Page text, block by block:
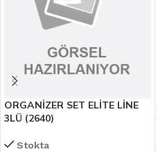
ORGANİZER SET ELİTE LİNE
3LÜ (2640)
Stokta